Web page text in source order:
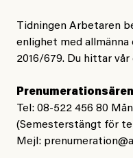
Tidningen Arbetaren
enlighet med allmänna
2016/679. Du hittar
Tel: 08-522 456 80
(Semesterstängt för
Mejl: